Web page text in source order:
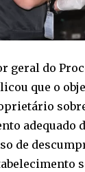
geral do
que o
adequado
de